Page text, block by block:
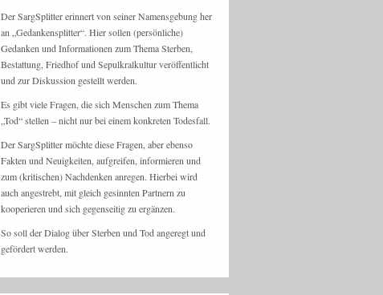
Der SargSplitter erinnert von seiner Namensgebung her
an „Gedankensplitter“. Hier sollen (persönliche)
Gedanken und Informationen zum Thema Sterben,
Bestattung, Friedhof und Sepulkralkultur veröffentlicht
und zur Diskussion gestellt werden.
Es gibt viele Fragen, die sich Menschen zum Thema
„Tod“ stellen – nicht nur bei einem konkreten Todesfall.
Der SargSplitter möchte diese Fragen, aber ebenso
Fakten und Neuigkeiten, aufgreifen, informieren und
zum (kritischen) Nachdenken anregen. Hierbei wird
auch angestrebt, mit gleich gesinnten Partnern zu
kooperieren und sich gegenseitig zu ergänzen.
So soll der Dialog über Sterben und Tod angeregt und
gefördert werden.